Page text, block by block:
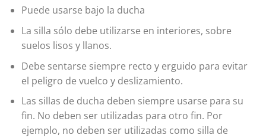
Puede usarse bajo la ducha
La silla sólo debe utilizarse en interiores, sobre
suelos lisos y llanos.
Debe sentarse siempre recto y erguido para evitar
el peligro de vuelco y deslizamiento.
Las sillas de ducha deben siempre usarse para su
fin. No deben ser utilizadas para otro fin. Por
ejemplo, no deben ser utilizadas como silla de